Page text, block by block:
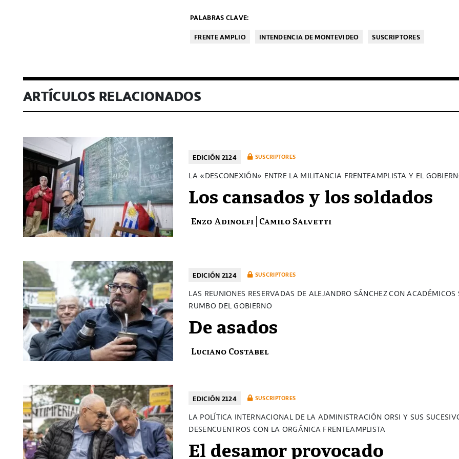
PALABRAS CLAVE:
FRENTE AMPLIO
INTENDENCIA DE MONTEVIDEO SUSCRIPTORES
ARTÍCULOS RELACIONADOS
EDICIÓN 2124 SUSCRIPTORES
LA «DESCONEXIÓN» ENTRE LA MILITANCIA FRENTEAMPLISTA Y EL
Los cansados y los soldados
Enzo Adinolfi Camilo Salvetti
EDICIÓN 2124 SUSCRIPTORES
LAS REUNIONES RESERVADAS DE ALEJANDRO SÁNCHEZ CON ACADÉMICOS
RUMBO DEL GOBIERNO
De asados
Luciano Costabel
EDICIÓN 2124 SUSCRIPTORES
LA POLÍTICA INTERNACIONAL DE LA ADMINISTRACIÓN ORSI Y SUS
DESENCUENTROS CON LA ORGÁNICA FRENTEAMPLISTA
El desamor provocado